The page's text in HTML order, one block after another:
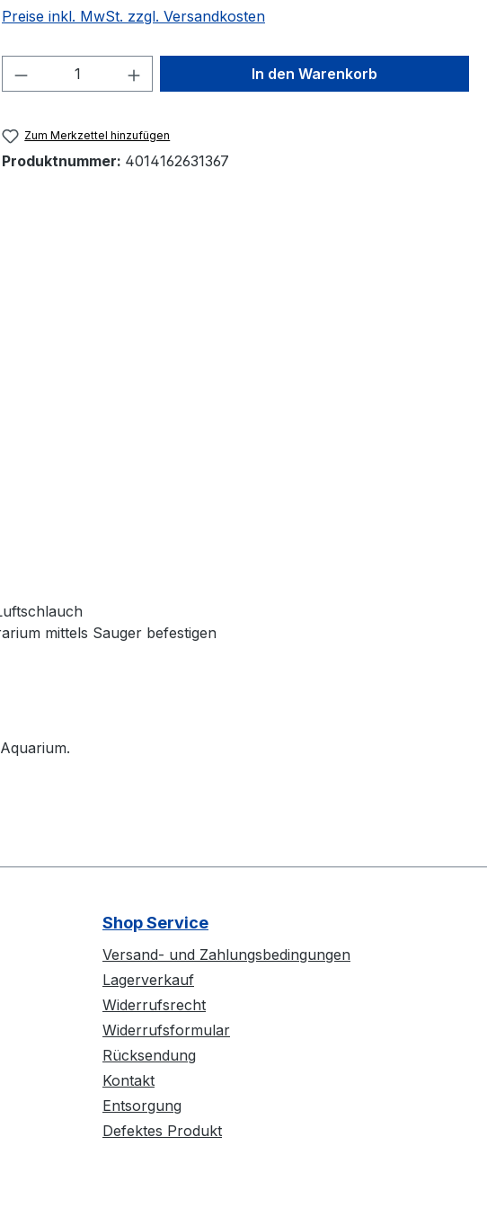
Preise inkl. MwSt. zzgl. Versandkosten
Produkt Anzahl: Gib den gewünschten Wert
In den Warenkorb
Zum Merkzettel hinzufügen
Produktnummer: 4014162631367
mittels Sauger befestigen
Shop Service
Versand- und Zahlungsbedingungen
Lagerverkauf
Widerrufsrecht
Widerrufsformular
Rücksendung
Kontakt
Entsorgung
Defektes Produkt